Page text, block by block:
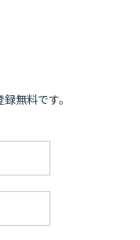
無料です。